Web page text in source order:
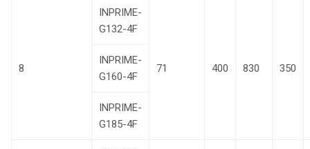
8
INPRIME-
G132-4F
71 400 830 350
INPRIME-
G160-4F
INPRIME-
G185-4F